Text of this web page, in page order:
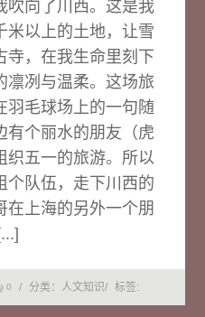
吹向了川西。这是我
米以上的土地，让雪
寺，在我生命里刻下
凛冽与温柔。这场旅
羽毛球场上的一句随
有个丽水的朋友（虎
织五一的旅游。所以
个队伍，走下川西的
在上海的另外一个朋
0 / 分类：人文知识/ 标签: